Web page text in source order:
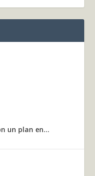
un plan en...